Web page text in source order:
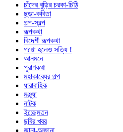
চাঁদের বুড়ির চরকা-চিঠি
ছড়া-কবিতা
গল্প-স্বল্প
রূপকথা
বিদেশী রূপকথা
গপ্পো হলেও সত্যি !
আনমনে
পুরাণকথা
মহাকাব্যের গল্প
ধারাবাহিক
মঞ্জুষা
নাটক
ইচ্ছেমতন
ছবির খবর